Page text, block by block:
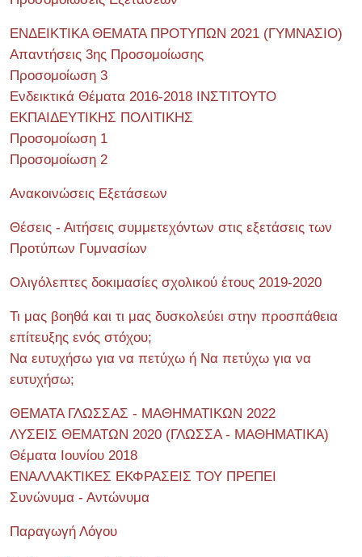
ΕΝΔΕΙΚΤΙΚΑ ΘΕΜΑΤΑ ΠΡΟΤΥΠΩΝ 2021 (ΓΥΜΝΑΣΙΟ)
Απαντήσεις 3ης Προσομοίωσης
Προσομοίωση 3
Ενδεικτικά Θέματα 2016-2018 ΙΝΣΤΙΤΟΥΤΟ
ΕΚΠΑΙΔΕΥΤΙΚΗΣ ΠΟΛΙΤΙΚΗΣ
Προσομοίωση 1
Προσομοίωση 2
Ανακοινώσεις Εξετάσεων
Θέσεις - Αιτήσεις συμμετεχόντων στις εξετάσεις των
Προτύπων Γυμνασίων
Ολιγόλεπτες δοκιμασίες σχολικού έτους 2019-2020
Τι μας βοηθά και τι μας δυσκολεύει στην προσπάθεια
επίτευξης ενός στόχου;
Να ευτυχήσω για να πετύχω ή Να πετύχω για να
ευτυχήσω;
ΘΕΜΑΤΑ ΓΛΩΣΣΑΣ - ΜΑΘΗΜΑΤΙΚΩΝ 2022
ΛΥΣΕΙΣ ΘΕΜΑΤΩΝ 2020 (ΓΛΩΣΣΑ - ΜΑΘΗΜΑΤΙΚΑ)
Θέματα Ιουνίου 2018
ΕΝΑΛΛΑΚΤΙΚΕΣ ΕΚΦΡΑΣΕΙΣ ΤΟΥ ΠΡΕΠΕΙ
Συνώνυμα - Αντώνυμα
Παραγωγή Λόγου